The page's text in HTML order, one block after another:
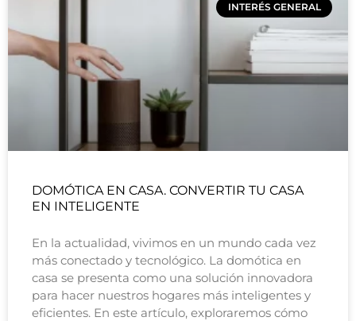
INTERÉS GENERAL
DOMÓTICA EN CASA. CONVERTIR TU CASA
EN INTELIGENTE
En la actualidad, vivimos en un mundo cada vez
más conectado y tecnológico. La domótica en
casa se presenta como una solución innovadora
para hacer nuestros hogares más inteligentes y
eficientes. En este artículo, exploraremos cómo